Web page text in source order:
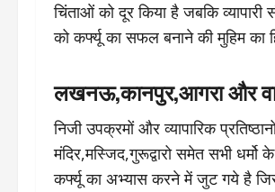
चिंताओं को दूर किया है जबकि
को कर्फ्यू का सफल बनाने की मुहिम का
लखनऊ,कानपुर,आगरा और
निजी उपक्रमों और व्यापारिक
मंदिर,मस्जिद,गुरूद्वारो समेत सभी
कर्फ्यू का अभ्यास करने में जुट गये है